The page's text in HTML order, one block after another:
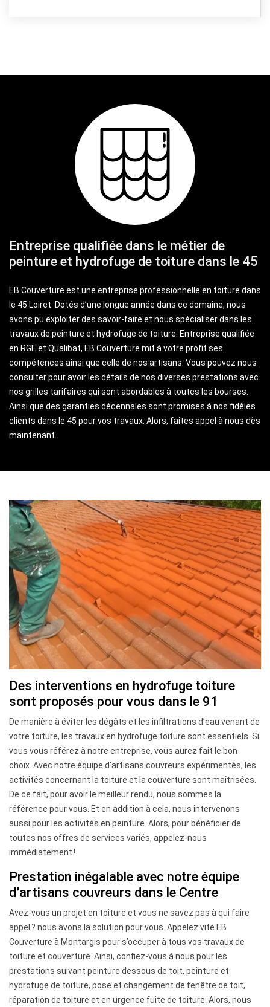
Entreprise qualifiée dans le métier de
peinture et hydrofuge de toiture dans le 45
EB Couverture est une entreprise professionnelle en toiture dans
le 45 Loiret. Dotés d’une longue année dans ce domaine, nous
avons pu exploiter des savoir-faire et nous spécialiser dans les
travaux de peinture et hydrofuge de toiture. Entreprise qualifiée
en RGE et Qualibat, EB Couverture mit à votre profit ses
compétences ainsi que celle de nos artisans. Vous pouvez nous
consulter pour avoir les détails de nos diverses prestations avec
nos grilles tarifaires qui sont abordables à toutes les bourses.
Ainsi que des garanties décennales sont promises à nos fidèles
clients dans le 45 pour vos travaux. Alors, faites appel à nous dès
maintenant.
Des interventions en hydrofuge toiture
sont proposés pour vous dans le 91
De manière à éviter les dégâts et les infiltrations d’eau venant de
votre toiture, les travaux en hydrofuge toiture sont essentiels. Si
vous vous référez à notre entreprise, vous aurez fait le bon
choix. Avec notre équipe d’artisans couvreurs expérimentés, les
activités concernant la toiture et la couverture sont maîtrisées.
De ce fait, pour avoir le meilleur rendu, nous sommes la
référence pour vous. Et en addition à cela, nous intervenons
aussi pour les activités en peinture. Alors, pour bénéficier de
toutes nos offres de services variés, appelez-nous
immédiatement !
Prestation inégalable avec notre équipe
d’artisans couvreurs dans le Centre
Avez-vous un projet en toiture et vous ne savez pas à qui faire
appel ? nous avons la solution pour vous. Appelez vite EB
Couverture à Montargis pour s’occuper à tous vos travaux de
toiture et couverture. Ainsi, confiez-vous à nous pour les
prestations suivant peinture dessous de toit, peinture et
hydrofuge de toiture, pose et changement de fenêtre de toit,
réparation de toiture et en urgence fuite de toiture. Alors, nous